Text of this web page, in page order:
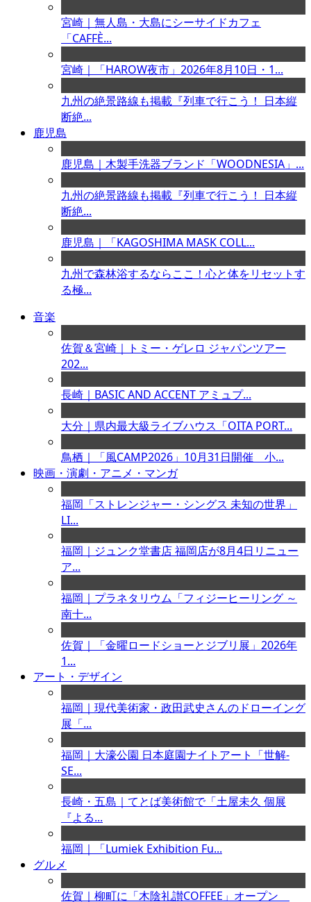
宮崎｜無人島・大島にシーサイドカフェ
「CAFFÈ...
宮崎｜「HAROW夜市」2026年8月10日・1...
九州の絶景路線も掲載『列車で行こう！ 日本縦
断絶...
鹿児島
鹿児島｜木製手洗器ブランド「WOODNESIA」...
九州の絶景路線も掲載『列車で行こう！ 日本縦
断絶...
鹿児島｜「KAGOSHIMA MASK COLL...
九州で森林浴するならここ！心と体をリセットす
る極...
音楽
佐賀＆宮崎｜トミー・ゲレロ ジャパンツアー
202...
長崎｜BASIC AND ACCENT アミュプ...
大分｜県内最大級ライブハウス「OITA PORT...
鳥栖｜「風CAMP2026」10月31日開催 小...
映画・演劇・アニメ・マンガ
福岡「ストレンジャー・シングス 未知の世界」
LI...
福岡｜ジュンク堂書店 福岡店が8月4日リニュー
ア...
福岡｜プラネタリウム「フィジーヒーリング ～
南十...
佐賀｜「金曜ロードショーとジブリ展」2026年
1...
アート・デザイン
福岡｜現代美術家・政田武史さんのドローイング
展「...
福岡｜大濠公園 日本庭園ナイトアート「世解-
SE...
長崎・五島｜てとば美術館で「土屋未久 個展
『よる...
福岡｜「Lumiek Exhibition Fu...
グルメ
佐賀｜柳町に「木陰礼讃COFFEE」オープン